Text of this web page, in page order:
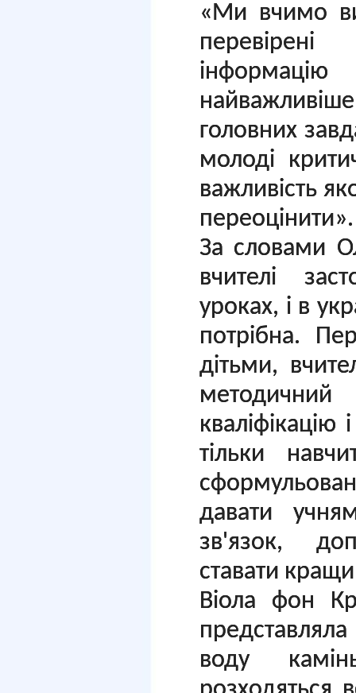
«Ми вчимо
перевірені
головних
молоді
важливість
переоцінити».
За словами
вчителі
уроках, і в
потрібна.
дітьми,
кваліфікацію
тільки
давати
зв'язок,
ставати
Віола фон
воду